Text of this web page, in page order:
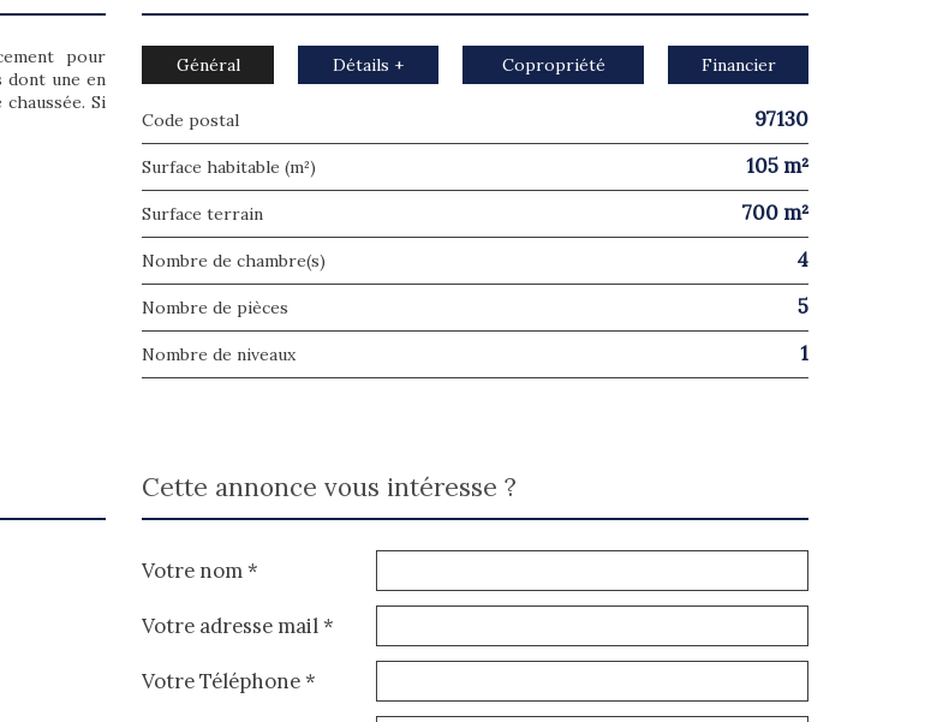
pour
dont une en
Si
Général Détails + Copropriété Financier
Code postal 97130
Surface habitable (m²) 105 m²
surface terrain 700 m²
Nombre de chambre(s) 4
Nombre de pièces 5
Nombre de niveaux 1
cette annonce vous intéresse ?
Votre nom *
Votre adresse mail *
Votre Téléphone *